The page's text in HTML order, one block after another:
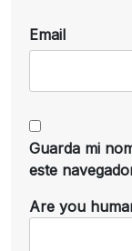
Email
Guarda mi
este
Are you